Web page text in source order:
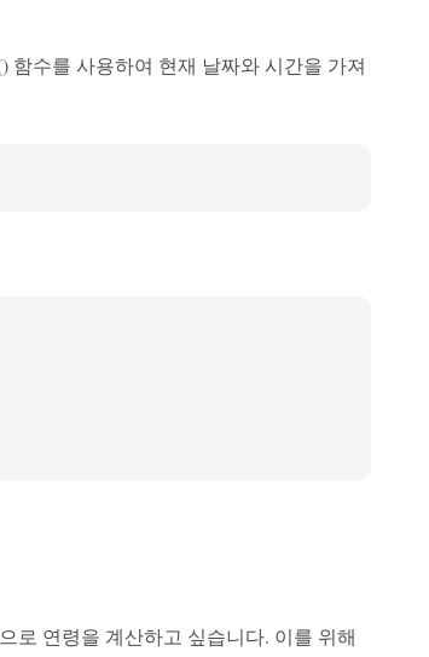
함수를 사용하여 현재 날짜와 시간을 가져
로 연령을 계산하고 싶습니다. 이를 위해